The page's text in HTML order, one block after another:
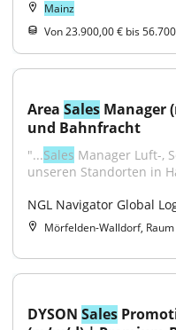
Mainz
Von 23.900,00 € bis
Area Sales Manager
und Bahnfracht
"...Sales Manager Luft-,
unseren Standorten in
NGL Navigator Global
Mörfelden-Walldorf, Raum
DYSON Sales